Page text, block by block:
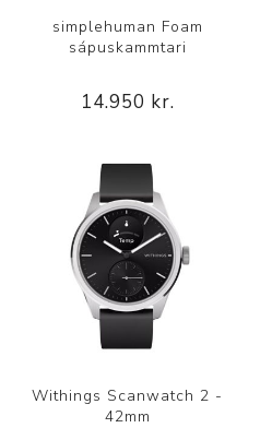
simplehuman Foam
sápuskammtari
14.950 kr.
Withings Scanwatch 2 -
42mm